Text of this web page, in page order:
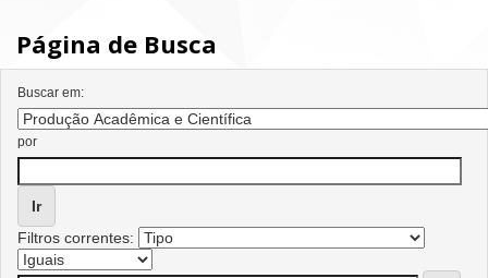
Página de Busca
Buscar em:
por
Filtros correntes: